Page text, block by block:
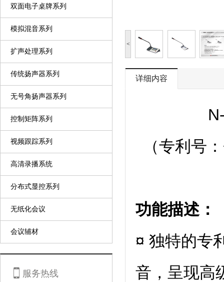
双面电子桌牌系列
模拟混音系列
扩声处理系列
传统扬声器系列
无号角扬声器系列
控制矩阵系列
视频跟踪系列
高清录播系统
分布式显控系列
无纸化会议
会议辅材
 服务热线
<
详细内容
（专利号
功能描述：
¤ 独特的专
音，呈现高